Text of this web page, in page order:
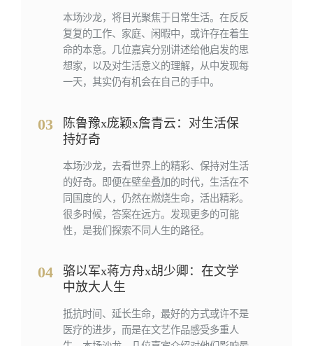
本场沙龙，将目光聚焦于日常生活。在反反
复复的工作、家庭、闲暇中，或许存在着生
命的本意。几位嘉宾分别讲述给他启发的思
想家，以及对生活意义的理解，从中发现每
一天，其实仍有机会在自己的手中。
03
陈鲁豫x庞颖x詹青云：对生活保
持好奇
本场沙龙，去看世界上的精彩、保持对生活
的好奇。即便在壁垒叠加的时代，生活在不
同国度的人，仍然在燃烧生命，活出精彩。
很多时候，答案在远方。发现更多的可能
性，是我们探索不同人生的路径。
04
骆以军x蒋方舟x胡少卿：在文学
中放大人生
抵抗时间、延长生命，最好的方式或许不是
医疗的进步，而是在文艺作品感受多重人